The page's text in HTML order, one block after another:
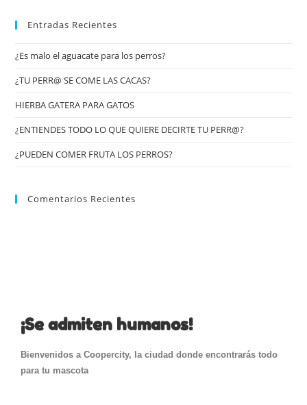
Entradas Recientes
¿Es malo el aguacate para los perros?
¿TU PERR@ SE COME LAS CACAS?
HIERBA GATERA PARA GATOS
¿ENTIENDES TODO LO QUE QUIERE DECIRTE TU PERR@?
¿PUEDEN COMER FRUTA LOS PERROS?
Comentarios Recientes
¡Se admiten humanos!
Bienvenidos a Coopercity, la ciudad donde encontrarás todo
para tu mascota